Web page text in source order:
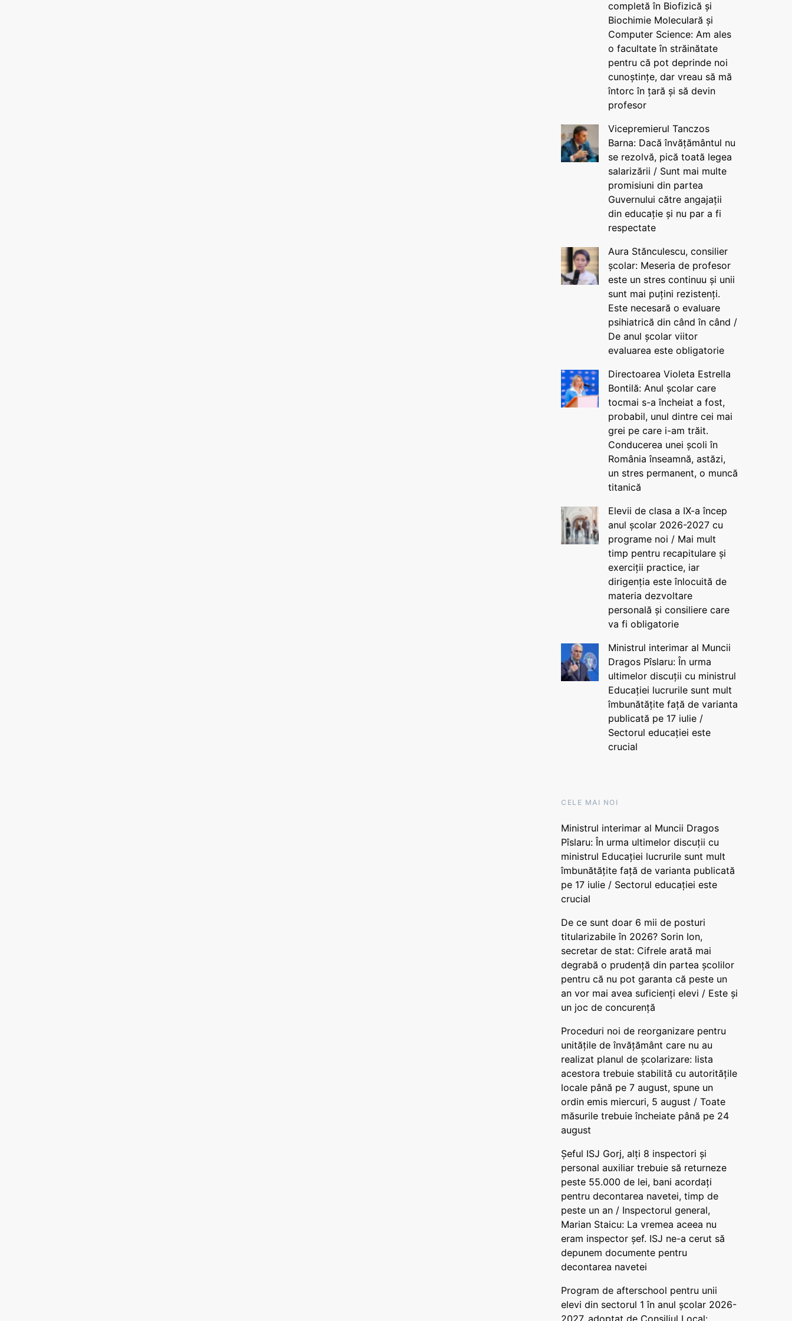
completă în Biofizică și
Biochimie Moleculară și
Computer Science: Am ales
o facultate în străinătate
pentru că pot deprinde noi
cunoștințe, dar vreau să mă
întorc în țară și să devin
profesor
Vicepremierul Tanczos
Barna: Dacă învățământul nu
se rezolvă, pică toată legea
salarizării / Sunt mai multe
promisiuni din partea
Guvernului către angajații
din educație și nu par a fi
respectate
Aura Stănculescu, consilier
școlar: Meseria de profesor
este un stres continuu și unii
sunt mai puțini rezistenți.
Este necesară o evaluare
psihiatrică din când în când /
De anul școlar viitor
evaluarea este obligatorie
Directoarea Violeta Estrella
Bontilă: Anul școlar care
tocmai s-a încheiat a fost,
probabil, unul dintre cei mai
grei pe care i-am trăit.
Conducerea unei școli în
România înseamnă, astăzi,
un stres permanent, o muncă
titanică
Elevii de clasa a IX-a încep
anul școlar 2026-2027 cu
programe noi / Mai mult
timp pentru recapitulare și
exerciții practice, iar
dirigenția este înlocuită de
materia dezvoltare
personală și consiliere care
va fi obligatorie
Ministrul interimar al Muncii
Dragos Pîslaru: În urma
ultimelor discuții cu ministrul
Educației lucrurile sunt mult
îmbunătățite față de varianta
publicată pe 17 iulie /
Sectorul educației este
crucial
CELE MAI NOI
Ministrul interimar al Muncii Dragos
Pîslaru: În urma ultimelor discuții cu
ministrul Educației lucrurile sunt mult
îmbunătățite față de varianta publicată
pe 17 iulie / Sectorul educației este
crucial
De ce sunt doar 6 mii de posturi
titularizabile în 2026? Sorin Ion,
secretar de stat: Cifrele arată mai
degrabă o prudență din partea școlilor
pentru că nu pot garanta că peste un
an vor mai avea suficienți elevi / Este și
un joc de concurență
Proceduri noi de reorganizare pentru
unitățile de învățământ care nu au
realizat planul de școlarizare: lista
acestora trebuie stabilită cu autoritățile
locale până pe 7 august, spune un
ordin emis miercuri, 5 august / Toate
măsurile trebuie încheiate până pe 24
august
Șeful ISJ Gorj, alți 8 inspectori și
personal auxiliar trebuie să returneze
peste 55.000 de lei, bani acordați
pentru decontarea navetei, timp de
peste un an / Inspectorul general,
Marian Staicu: La vremea aceea nu
eram inspector șef. ISJ ne-a cerut să
depunem documente pentru
decontarea navetei
Program de afterschool pentru unii
elevi din sectorul 1 în anul școlar 2026-
2027, adoptat de Consiliul Local: